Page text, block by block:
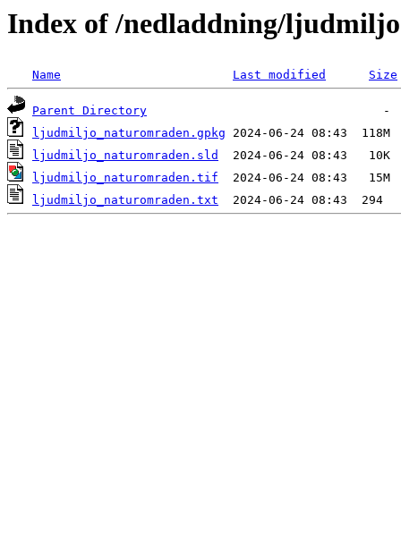
Index of /nedladdning/ljudmiljo
Name Last modified Size
Parent Directory
ljudmiljo_naturomraden.gpkg
ljudmiljo_naturomraden.sld
ljudmiljo_naturomraden.tif
ljudmiljo_naturomraden.txt